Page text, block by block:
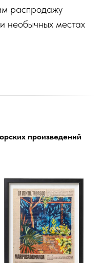
распродажу
необычных местах
произведений